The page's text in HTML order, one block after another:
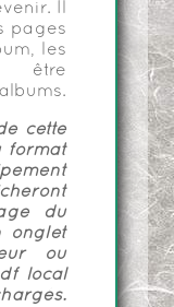
Il
pages
les
être
cette
format
du
onglet
ou
local